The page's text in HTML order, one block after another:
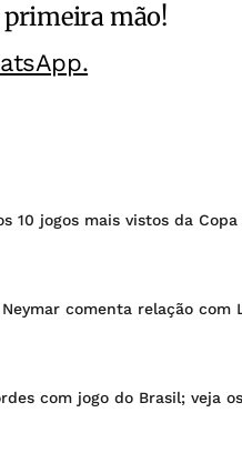
mão!
10 jogos mais vistos da
comenta relação com
com jogo do Brasil; veja